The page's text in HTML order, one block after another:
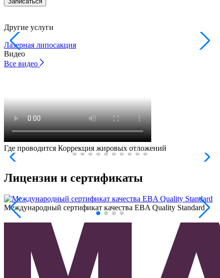
Другие услуги
Лазерная липосакция
Видео
Все видео
Где проводится Коррекция жировых отложений
Лицензии и сертификаты
Международный сертификат качества EBA Quality Standard